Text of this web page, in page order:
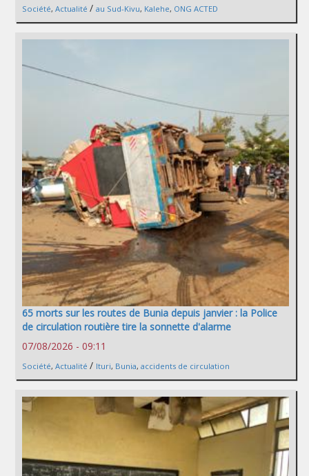
Société, Actualité / au Sud-Kivu, Kalehe, ONG ACTED
65 morts sur les routes de Bunia depuis janvier : la Police
de circulation routière tire la sonnette d'alarme
07/08/2026 - 09:11
Société, Actualité / Ituri, Bunia, accidents de circulation